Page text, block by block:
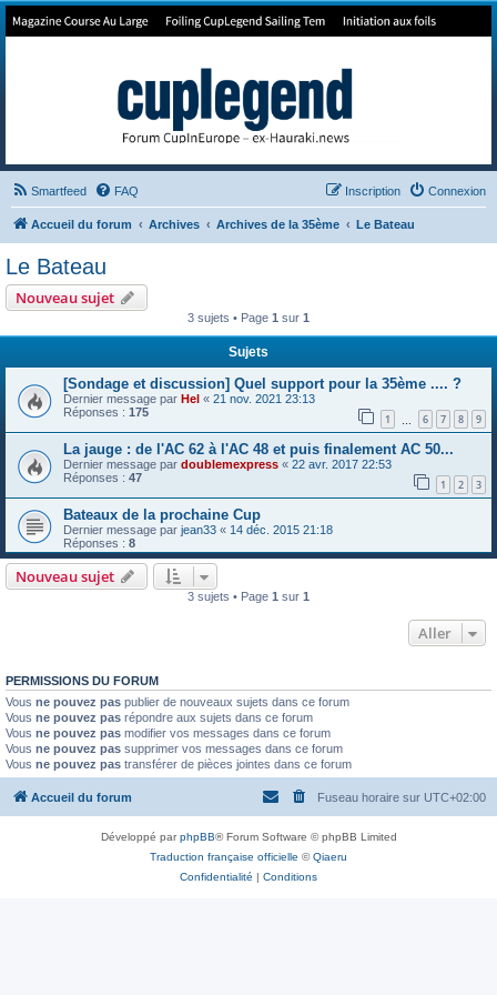
Forum de Cup In Europe
Smartfeed FAQ Connexion
Inscription
Accueil du forum Archives Archives de la 35ème Le Bateau
Le Bateau
Nouveau sujet
3 sujets • Page 1 sur 1
Sujets
[Sondage et discussion] Quel support pour la 35ème .... ?
Dernier message par Hel « 21 nov. 2021 23:13
Réponses : 175 1 6 7 8 9
La jauge : de l'AC 62 à l'AC 48 et puis finalement AC 50...
Dernier message par doublemexpress « 22 avr. 2017 22:53
Réponses : 47 1 2 3
Bateaux de la prochaine Cup
Dernier message par jean33 « 14 déc. 2015 21:18
Réponses : 8
Nouveau sujet
3 sujets • Page 1 sur 1
Aller
PERMISSIONS DU FORUM
Vous ne pouvez pas publier de nouveaux sujets dans ce forum
Vous ne pouvez pas répondre aux sujets dans ce forum
Vous ne pouvez pas modifier vos messages dans ce forum
Vous ne pouvez pas supprimer vos messages dans ce forum
Vous ne pouvez pas transférer de pièces jointes dans ce forum
Accueil du forum Fuseau horaire sur UTC+02:00
Développé parphpBB® Forum Software © phpBB Limited
Traduction française officielle ©Qiaeru
Confidentialité | Conditions